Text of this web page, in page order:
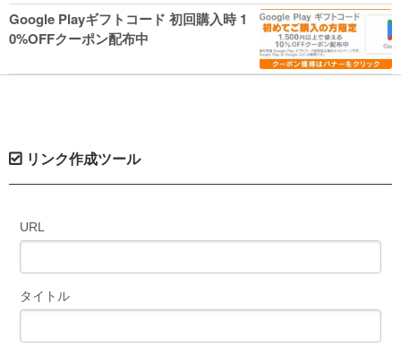
Google Playギフトコード 初回購入時 1
0%OFFクーポン配布中
リンク作成ツール
URL
タイトル